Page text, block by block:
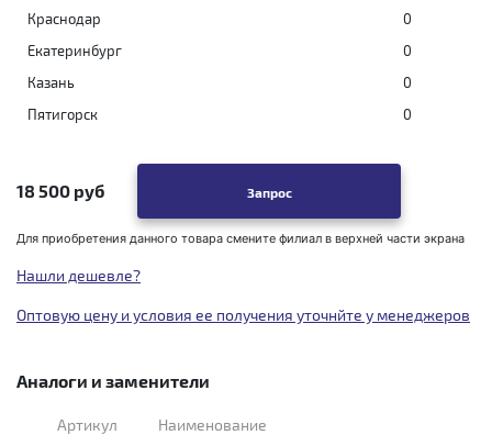
Краснодар
0
Екатеринбург
0
Казань
0
Пятигорск
0
18 500 руб Запрос
Для приобретения данного товара смените филиал в верхней части экрана
Нашли дешевле?
Оптовую цену и условия ее получения уточнйте у менеджеров
Аналоги и заменители
Артикул Наименование